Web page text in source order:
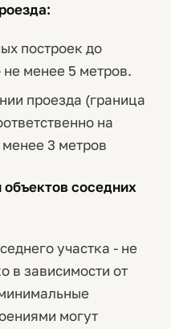
построек до
менее 5 метров.
проезда (граница
на
3 метров
соседних
участка - не
в зависимости от
могут